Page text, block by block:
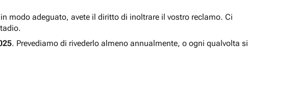
modo adeguato, avete il diritto di inoltrare il vostro reclamo. Ci
. Prevediamo di rivederlo almeno annualmente, o ogni qualvolta si